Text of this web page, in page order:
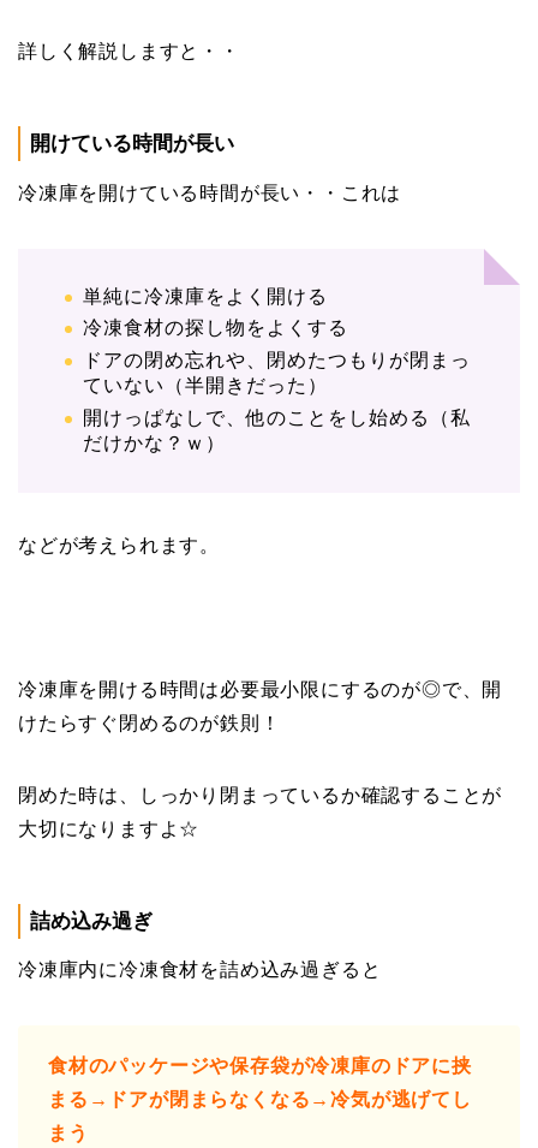
詳しく解説しますと・・
開けている時間が長い
冷凍庫を開けている時間が長い・・これは
単純に冷凍庫をよく開ける
冷凍食材の探し物をよくする
ドアの閉め忘れや、閉めたつもりが閉まっ
ていない（半開きだった）
開けっぱなしで、他のことをし始める（私
だけかな？ｗ）
などが考えられます。
冷凍庫を開ける時間は必要最小限にするのが◎で、開
けたらすぐ閉めるのが鉄則！
閉めた時は、しっかり閉まっているか確認することが
大切になりますよ☆
詰め込み過ぎ
冷凍庫内に冷凍食材を詰め込み過ぎると
食材のパッケージや保存袋が冷凍庫のドアに挟
まる→ドアが閉まらなくなる→冷気が逃げてし
まう